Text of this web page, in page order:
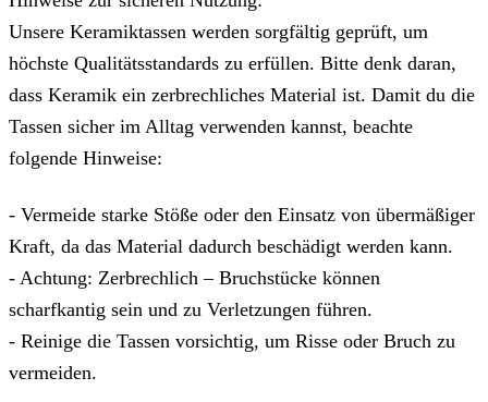
Unsere Keramiktassen werden sorgfältig geprüft, um
höchste Qualitätsstandards zu erfüllen. Bitte denk daran,
dass Keramik ein zerbrechliches Material ist. Damit du die
Tassen sicher im Alltag verwenden kannst, beachte
folgende Hinweise:
- Vermeide starke Stöße oder den Einsatz von übermäßiger
Kraft, da das Material dadurch beschädigt werden kann.
- Achtung: Zerbrechlich – Bruchstücke können
scharfkantig sein und zu Verletzungen führen.
- Reinige die Tassen vorsichtig, um Risse oder Bruch zu
vermeiden.